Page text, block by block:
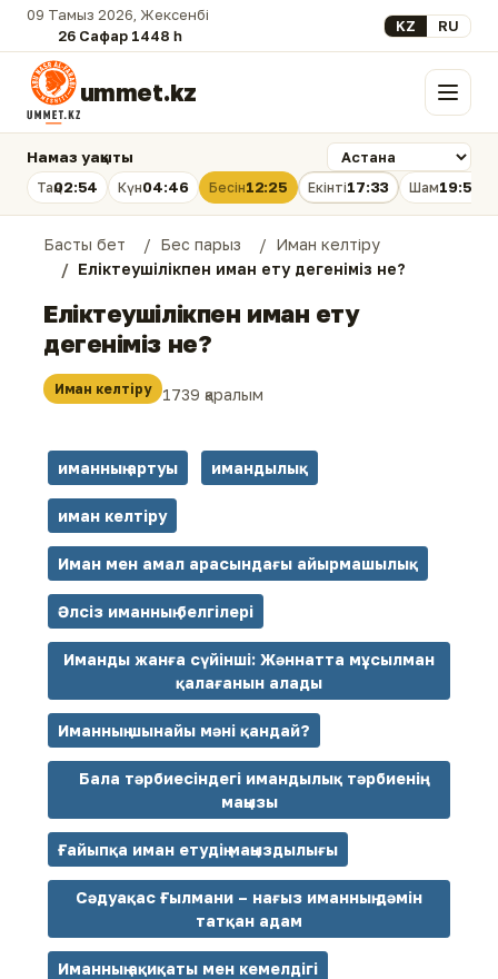
09 Тамыз 2026, Жексенбі
26 Сафар 1448 һ.
Select your
KZ RU
ummet.kz Мәзір
Намаз уақыты
Таң02:54 Күн04:46 Бесін12:25 Екінті17:33 Шам19:53
Басты бет Бес парыз
Иман келтіру
Еліктеушілікпен иман ету дегеніміз не?
Еліктеушілікпен иман ету
дегеніміз не?
Иман келтіру 1739 қаралым
иманның артуы имандылық
иман келтіру
Иман мен амал арасындағы айырмашылық
Әлсіз иманның белгілері
Иманды жанға сүйінші: Жәннатта мұсылман
қалағанын алады
Иманның шынайы мәні қандай?
Бала тәрбиесіндегі имандылық тәрбиенің
маңызы
Ғайыпқа иман етудің маңыздылығы
Сәдуақас Ғылмани – нағыз иманның дәмін
татқан адам
Иманның ақиқаты мен кемелдігі